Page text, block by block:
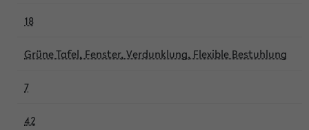
18
Grüne Tafel, Fenster, Verdunklung, Flexible Bestuhlung
7
42